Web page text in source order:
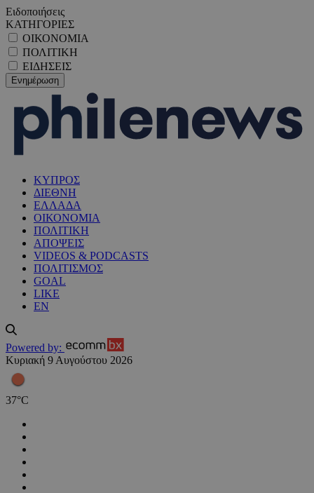
Ειδοποιήσεις
ΚΑΤΗΓΟΡΙΕΣ
ΟΙΚΟΝΟΜΙΑ
ΠΟΛΙΤΙΚΗ
ΕΙΔΗΣΕΙΣ
ΚΥΠΡΟΣ
ΔΙΕΘΝΗ
ΕΛΛΑΔΑ
ΟΙΚΟΝΟΜΙΑ
ΠΟΛΙΤΙΚΗ
ΑΠΟΨΕΙΣ
VIDEOS & PODCASTS
ΠΟΛΙΤΙΣΜΟΣ
GOAL
LIKE
EN
Powered by:
Κυριακή 9 Αυγούστου 2026
37°C